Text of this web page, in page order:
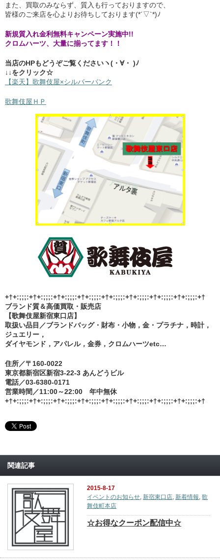
また、買取のみならず、質入も行っておりますので、
皆様のご来店を心よりお待ちしております(*´▽`*)ﾉ
新規質入れ金利無料キャンペーン実施中!!
クロムハーツ、大量に揃ってます！！
当店のHPもどうぞご覧くださいヽ(・∀・ )ﾉ
↓↓をクリック☆
【楽天】歌舞伎屋×シルバーバンク
歌舞伎屋ＨＰ
+†+:;;;:+†+:;;;:+†+:;;;:+†+:;;;:+†+:;;;:+†+:;;;:+†+:;;;:+†+:;;;:+†
ブランド質＆高価買取・販売店
【歌舞伎屋新宿東口店】
取扱い品目／ブランドバッグ・財布・小物，金・プラチナ，時計，
ジュエリー，
ダイヤモンド，アパレル，金券，クロムハーツetc…
住所／〒160-0022
東京都新宿区新宿3-22-3 あんどうビル
電話／03-6380-0171
営業時間／11:00～22:00 年中無休
+†+:;;;:+†+:;;;:+†+:;;;:+†+:;;;:+†+:;;;:+†+:;;;:+†+:;;;:+†+:;;;:+†
関連記事
2015-8-17
イベントのお知らせ, 新宿東口店, 新着情報,歌
舞伎町本店
☆お得なクーポン配信中☆